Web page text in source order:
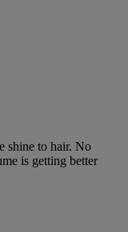
shine to hair. No
is getting better